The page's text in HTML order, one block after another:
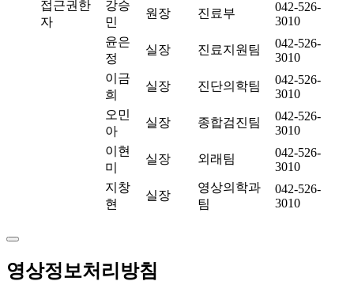
접근권한
자
강승
민
원장 진료부
042-526-
3010
윤은
정
실장 진료지원팀
042-526-
3010
이금
희
실장 진단의학팀
042-526-
3010
오민
아
실장 종합검진팀
042-526-
3010
이현
미
실장 외래팀
042-526-
3010
지창
현
실장
영상의학과
팀
042-526-
3010
영상정보처리방침